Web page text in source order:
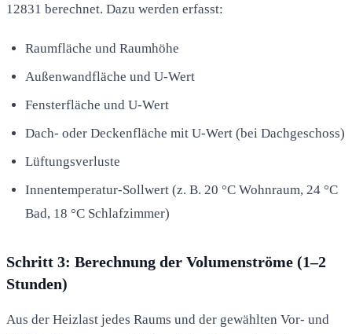
12831 berechnet. Dazu werden erfasst:
Raumfläche und Raumhöhe
Außenwandfläche und U-Wert
Fensterfläche und U-Wert
Dach- oder Deckenfläche mit U-Wert (bei Dachgeschoss)
Lüftungsverluste
Innentemperatur-Sollwert (z. B. 20 °C Wohnraum, 24 °C
Bad, 18 °C Schlafzimmer)
Schritt 3: Berechnung der Volumenströme (1–2
Stunden)
Aus der Heizlast jedes Raums und der gewählten Vor- und